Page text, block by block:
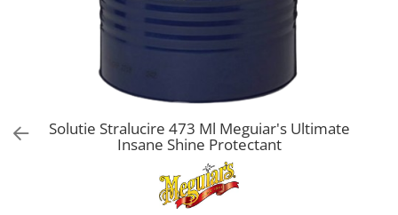
Bord | Plastice Interioare
Parfumuri | Odorizante
CEARA | SEALANT | TRATAMENTE
PROTECTIE | COATING CERAMIC
POLISH | SLEFUIRE | BURETI
LAVETE | PROSOAPE
ACCESORII | ECHIPAMENTE |
Solutie Stralucire 473 Ml Meguiar's Ultimate
Insane Shine Protectant